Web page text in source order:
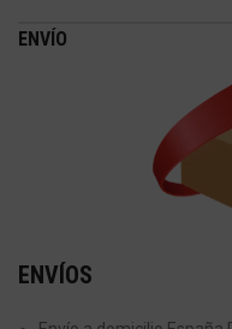
ENVÍO
ENVÍOS